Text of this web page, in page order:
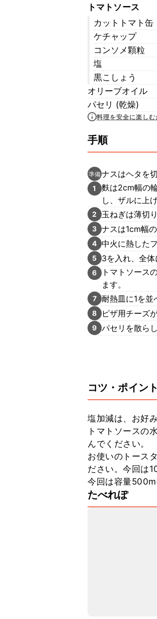
トマトソース
カットトマト缶
ケチャップ
コンソメ顆粒
塩
黒こしょう
オリーブオイル
パセリ (乾燥)
料理を安全に楽し
手順
準備ナスはヘタを
1
麩は2cm幅の
し、ザルに上
2 玉ねぎは薄切
3 ナスは1cm幅
4 中火に熱した
5 3を入れ、全体
6
トマトソース
ます。
7 耐熱皿に1を並
8 ピザ用チーズ
9 パセリを散ら
コツ・ポイント
塩加減は、お好
トマトソースの
んでください。
お使いのトース
ださい。今回は
今回は容量
たべれぽ